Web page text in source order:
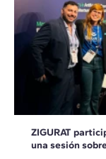
ZIGURAT
una sesión